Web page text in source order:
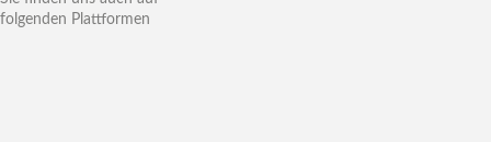
folgenden Plattformen